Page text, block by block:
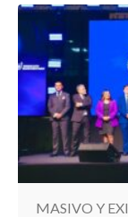
MASIVO Y